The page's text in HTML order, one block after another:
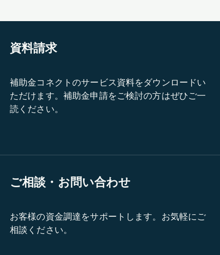
資料請求
補助金コネクトのサービス資料をダウンロードい
ただけます。補助金申請をご検討の方はぜひご一
読ください。
ご相談・お問い合わせ
お客様の資金調達をサポートします。お気軽にご
相談ください。